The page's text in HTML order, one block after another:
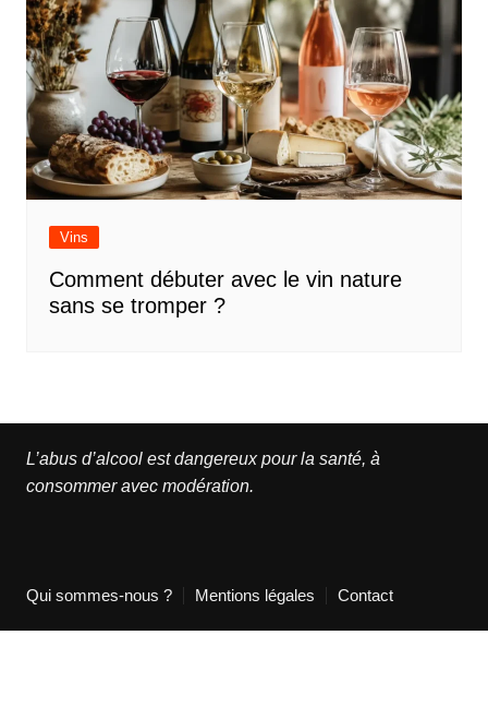
Vins
Comment débuter avec le vin nature
sans se tromper ?
L’abus d’alcool est dangereux pour la santé, à
consommer avec modération.
Qui sommes-nous ? Mentions légales Contact